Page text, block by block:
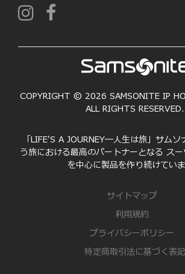
COPYRIGHT © 2026 SAMSONITE IP
ALL RIGHTS RESERVED.
「LIFE'S A JOURNEY―人生は旅」サムソ
う旅における最高のパートナーとなる ス
を中心に製品を作り続けていま
サイトマップ
利用規約
プライバシーポリシー
特定商取引法に基づく表記